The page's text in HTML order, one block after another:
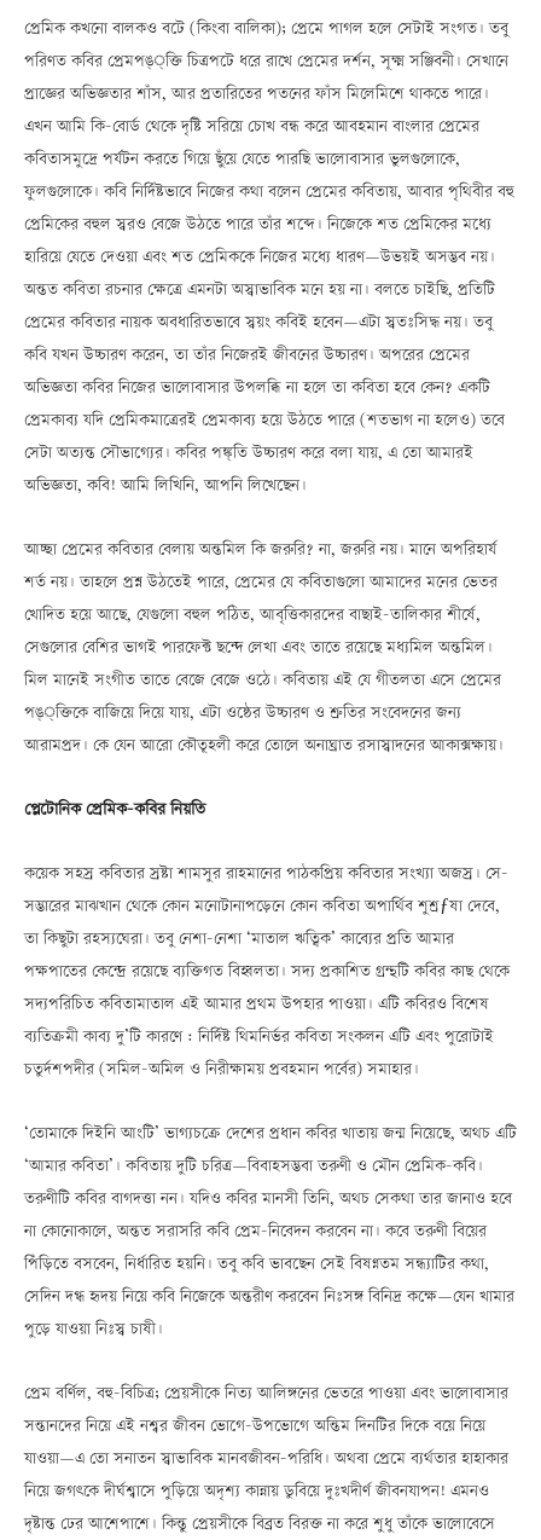
প্রেমিক কখনো বালকও বটে (কিংবা বালিকা); প্রেমে পাগল হলে সেটাই সংগত। তবু
পরিণত কবির প্রেমপঙ্্ক্তি চিত্রপটে ধরে রাখে প্রেমের দর্শন, সূক্ষ্ম সঞ্জিবনী। সেখানে
প্রাজ্ঞের অভিজ্ঞতার শাঁস, আর প্রতারিতের পতনের ফাঁস মিলেমিশে থাকতে পারে।
এখন আমি কি-বোর্ড থেকে দৃষ্টি সরিয়ে চোখ বন্ধ করে আবহমান বাংলার প্রেমের
কবিতাসমুদ্রে পর্যটন করতে গিয়ে ছুঁয়ে যেতে পারছি ভালোবাসার ভুলগুলোকে,
ফুলগুলোকে। কবি নির্দিষ্টভাবে নিজের কথা বলেন প্রেমের কবিতায়, আবার পৃথিবীর বহু
প্রেমিকের বহুল স্বরও বেজে উঠতে পারে তাঁর শব্দে। নিজেকে শত প্রেমিকের মধ্যে
হারিয়ে যেতে দেওয়া এবং শত প্রেমিককে নিজের মধ্যে ধারণÑউভয়ই অসম্ভব নয়।
অন্তত কবিতা রচনার ক্ষেত্রে এমনটা অস্বাভাবিক মনে হয় না। বলতে চাইছি, প্রতিটি
প্রেমের কবিতার নায়ক অবধারিতভাবে স্বয়ং কবিই হবেনÑএটা স্বতঃসিদ্ধ নয়। তবু
কবি যখন উচ্চারণ করেন, তা তাঁর নিজেরই জীবনের উচ্চারণ। অপরের প্রেমের
অভিজ্ঞতা কবির নিজের ভালোবাসার উপলব্ধি না হলে তা কবিতা হবে কেন? একটি
প্রেমকাব্য যদি প্রেমিকমাত্রেরই প্রেমকাব্য হয়ে উঠতে পারে (শতভাগ না হলেও) তবে
সেটা অত্যন্ত সৌভাগ্যের। কবির পঙ্ক্তি উচ্চারণ করে বলা যায়, এ তো আমারই
অভিজ্ঞতা, কবি! আমি লিখিনি, আপনি লিখেছেন।
আচ্ছা প্রেমের কবিতার বেলায় অন্তমিল কি জরুরি? না, জরুরি নয়। মানে অপরিহার্য
শর্ত নয়। তাহলে প্রশ্ন উঠতেই পারে, প্রেমের যে কবিতাগুলো আমাদের মনের ভেতর
খোদিত হয়ে আছে, যেগুলো বহুল পঠিত, আবৃত্তিকারদের বাছাই-তালিকার শীর্ষে,
সেগুলোর বেশির ভাগই পারফেক্ট ছন্দে লেখা এবং তাতে রয়েছে মধ্যমিল অন্তমিল।
মিল মানেই সংগীত তাতে বেজে বেজে ওঠে। কবিতায় এই যে গীতলতা এসে প্রেমের
পঙ্্ক্তিকে বাজিয়ে দিয়ে যায়, এটা ওষ্ঠের উচ্চারণ ও শ্রুতির সংবেদনের জন্য
আরামপ্রদ। কে যেন আরো কৌতূহলী করে তোলে অনাঘ্রাত রসাস্বাদনের আকাক্সক্ষায়।
প্লেটোনিক প্রেমিক-কবির নিয়তি
কয়েক সহস্র কবিতার স্রষ্টা শামসুর রাহমানের পাঠকপ্রিয় কবিতার সংখ্যা অজস্র। সে-
সম্ভারের মাঝখান থেকে কোন মনোটানাপড়েনে কোন কবিতা অপার্থিব শুশ্রƒষা দেবে,
তা কিছুটা রহস্যঘেরা। তবু নেশা-নেশা ‘মাতাল ঋত্বিক’ কাব্যের প্রতি আমার
পক্ষপাতের কেন্দ্রে রয়েছে ব্যক্তিগত বিহ্বলতা। সদ্য প্রকাশিত গ্রন্থটি কবির কাছ থেকে
সদ্যপরিচিত কবিতামাতাল এই আমার প্রথম উপহার পাওয়া। এটি কবিরও বিশেষ
ব্যতিক্রমী কাব্য দু’টি কারণে : নির্দিষ্ট থিমনির্ভর কবিতা সংকলন এটি এবং পুরোটাই
চতুর্দশপদীর (সমিল-অমিল ও নিরীক্ষাময় প্রবহমান পর্বের) সমাহার।
‘তোমাকে দিইনি আংটি’ ভাগ্যচক্রে দেশের প্রধান কবির খাতায় জন্ম নিয়েছে, অথচ এটি
‘আমার কবিতা’। কবিতায় দুটি চরিত্রÑবিবাহসম্ভবা তরুণী ও মৌন প্রেমিক-কবি।
তরুণীটি কবির বাগদত্তা নন। যদিও কবির মানসী তিনি, অথচ সেকথা তার জানাও হবে
না কোনোকালে, অন্তত সরাসরি কবি প্রেম-নিবেদন করবেন না। কবে তরুণী বিয়ের
পিঁড়িতে বসবেন, নির্ধারিত হয়নি। তবু কবি ভাবছেন সেই বিষণ্নতম সন্ধ্যাটির কথা,
সেদিন দগ্ধ হৃদয় নিয়ে কবি নিজেকে অন্তরীণ করবেন নিঃসঙ্গ বিনিদ্র কক্ষেÑযেন খামার
পুড়ে যাওয়া নিঃস্ব চাষী।
প্রেম বর্ণিল, বহু-বিচিত্র; প্রেয়সীকে নিত্য আলিঙ্গনের ভেতরে পাওয়া এবং ভালোবাসার
সন্তানদের নিয়ে এই নশ্বর জীবন ভোগে-উপভোগে অন্তিম দিনটির দিকে বয়ে নিয়ে
যাওয়াÑএ তো সনাতন স্বাভাবিক মানবজীবন-পরিধি। অথবা প্রেমে ব্যর্থতার হাহাকার
নিয়ে জগৎকে দীর্ঘশ্বাসে পুড়িয়ে অদৃশ্য কান্নায় ডুবিয়ে দুঃখদীর্ণ জীবনযাপন! এমনও
দৃষ্টান্ত ঢের আশেপাশে। কিন্তু প্রেয়সীকে বিব্রত বিরক্ত না করে শুধু তাঁকে ভালোবেসে